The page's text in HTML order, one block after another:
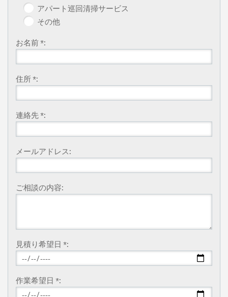
アパート巡回清掃サービス
その他
お名前 *:
住所 *:
連絡先 *:
メールアドレス:
ご相談の内容:
見積り希望日 *:
作業希望日 *: